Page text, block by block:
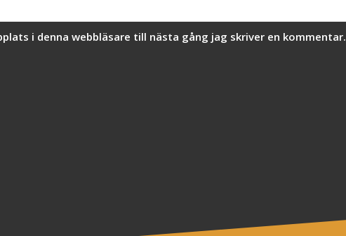
i denna webbläsare till nästa gång jag skriver en kommentar.